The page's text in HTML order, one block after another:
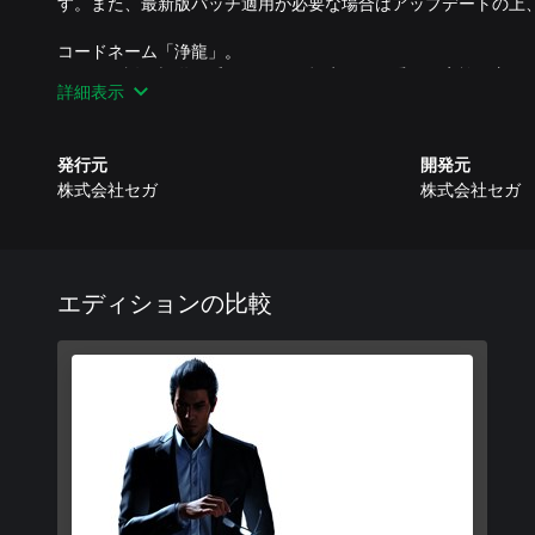
コードネーム「浄龍」。
かつて伝説の極道と呼ばれた男、桐生一馬は愛する家族を守る
ていた・・・。
進化したバトルアクションや新ステージに加え、やり込み要素
愛する者たちを守るため自分の死を偽装し、人生を捨てた伝説
今は、かつて日本のフィクサーとして暗躍した「大道寺一派」
エージェントのひとりとなって、時折任務を与えられている。
大道寺以外の人間にその生存が知られることは決して許されな
二度と日の目を見ることのない飼い殺しの日々。
だが……、その静寂を破ろうとする存在が桐生のすぐ近くへと迫
■2つのスタイルで戦う進化したバトルアクション
バトルでは、「応龍」、「エージェント」という2つの新たな
ことが可能。
シリーズならではのド派手、且つ豪快な極道アクションを進化
詳細表示
発行元
株式会社セガ
開発元
株式会社セガ
エディションの比較